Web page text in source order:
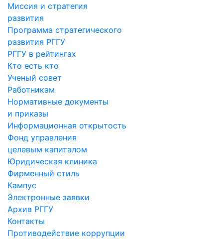
Миссия и стратегия
развития
Программа стратегического
развития РГГУ
РГГУ в рейтингах
Кто есть кто
Ученый совет
Работникам
Нормативные документы
и приказы
Информационная открытость
Фонд управления
целевым капиталом
Юридическая клиника
Фирменный стиль
Кампус
Электронные заявки
Архив РГГУ
Контакты
Противодействие коррупции